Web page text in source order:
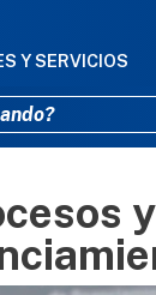
Y SERVICIOS